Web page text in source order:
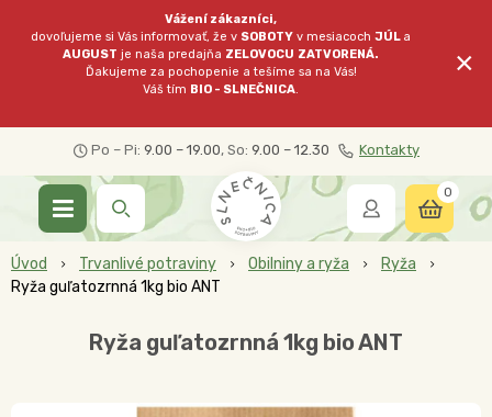
Vážení zákazníci,
dovoľujeme si Vás informovať, že v SOBOTY v mesiacochJÚL a
AUGUST je naša predajňa ZELOVOCU ZATVORENÁ.
Ďakujeme za pochopenie a tešíme sa na Vás!
Váš tím BIO - SLNEČNICA.
×
Po – Pi: 9.00 – 19.00, So: 9.00 – 12.30 Kontakty
0
Úvod Trvanlivé potraviny Obilniny a ryža
Ryža
Ryža guľatozrnná 1kg bio ANT
Ryža guľatozrnná 1kg bio ANT